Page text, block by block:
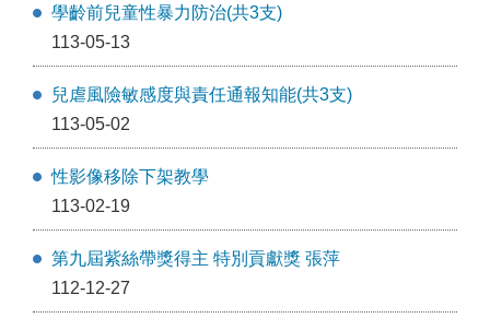
學齡前兒童性暴力防治(共3支)
113-05-13
兒虐風險敏感度與責任通報知能(共3支)
113-05-02
性影像移除下架教學
113-02-19
第九屆紫絲帶獎得主 特別貢獻獎 張萍
112-12-27